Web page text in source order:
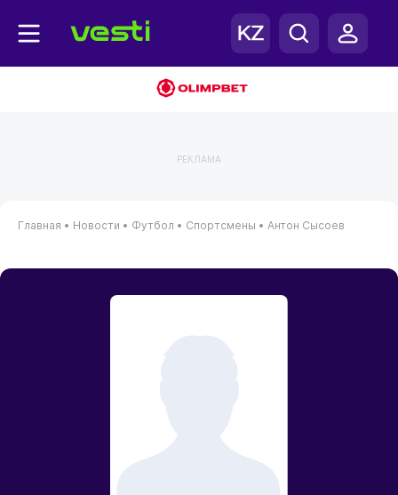
РЕКЛАМА
Главная • Новости • Футбол • Спортсмены • Антон Сысоев